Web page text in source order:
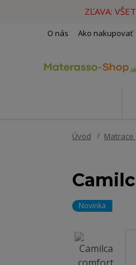
ZĽAVA:
O nás Ako nakupovať
Úvod Matrace
Novinka